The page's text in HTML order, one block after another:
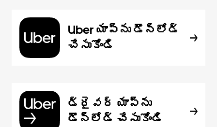
Uber యాప్‌ను డౌన్‌లోడ్
చేసుకోండి
డ్రైవర్ యాప్‌ను
డౌన్‌లోడ్ చేసుకోండి